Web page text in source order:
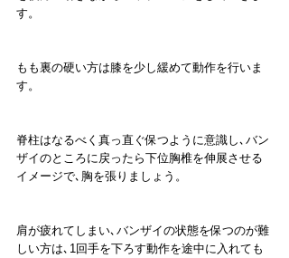
す。
もも裏の硬い方は膝を少し緩めて動作を行いま
す。
脊柱はなるべく真っ直ぐ保つように意識し､バン
ザイのところに戻ったら下位胸椎を伸展させる
イメージで､胸を張りましょう。
肩が疲れてしまい､バンザイの状態を保つのが難
しい方は､1回手を下ろす動作を途中に入れても